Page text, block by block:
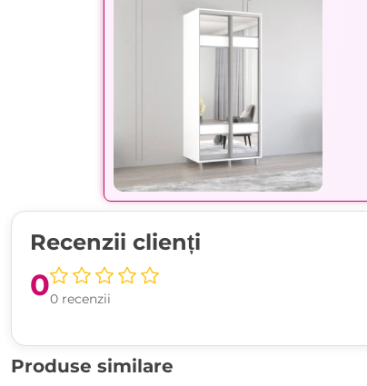
Recenzii clienți
00 recenzii
Produse similare